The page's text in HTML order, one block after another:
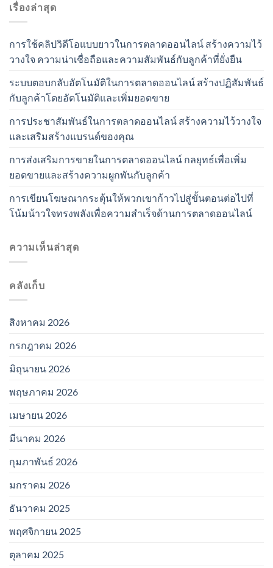
เรื่องล่าสุด
การใช้คลิปวิดีโอแบบยาวในการตลาดออนไลน์ สร้างความไว้
วางใจ ความน่าเชื่อถือและความสัมพันธ์กับลูกค้าที่ยั่งยืน
ระบบตอบกลับอัตโนมัติในการตลาดออนไลน์ สร้างปฏิสัมพันธ์
กับลูกค้าโดยอัตโนมัติและเพิ่มยอดขาย
การประชาสัมพันธ์ในการตลาดออนไลน์ สร้างความไว้วางใจ
และเสริมสร้างแบรนด์ของคุณ
การส่งเสริมการขายในการตลาดออนไลน์ กลยุทธ์เพื่อเพิ่ม
ยอดขายและสร้างความผูกพันกับลูกค้า
การเขียนโฆษณากระตุ้นให้พวกเขาก้าวไปสู่ขั้นตอนต่อไปที่
โน้มน้าวใจทรงพลังเพื่อความสำเร็จด้านการตลาดออนไลน์
ความเห็นล่าสุด
คลังเก็บ
สิงหาคม 2026
กรกฎาคม 2026
มิถุนายน 2026
พฤษภาคม 2026
เมษายน 2026
มีนาคม 2026
กุมภาพันธ์ 2026
มกราคม 2026
ธันวาคม 2025
พฤศจิกายน 2025
ตุลาคม 2025